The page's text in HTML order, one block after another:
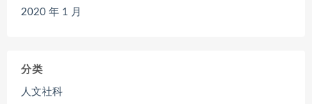
2020 年 1 月
分类
人文社科